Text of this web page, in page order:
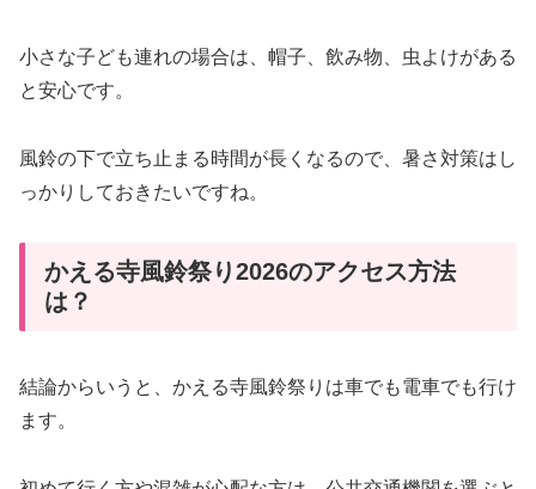
小さな子ども連れの場合は、帽子、飲み物、虫よけがある
と安心です。
風鈴の下で立ち止まる時間が長くなるので、暑さ対策はし
っかりしておきたいですね。
かえる寺風鈴祭り2026のアクセス方法
は？
結論からいうと、かえる寺風鈴祭りは車でも電車でも行け
ます。